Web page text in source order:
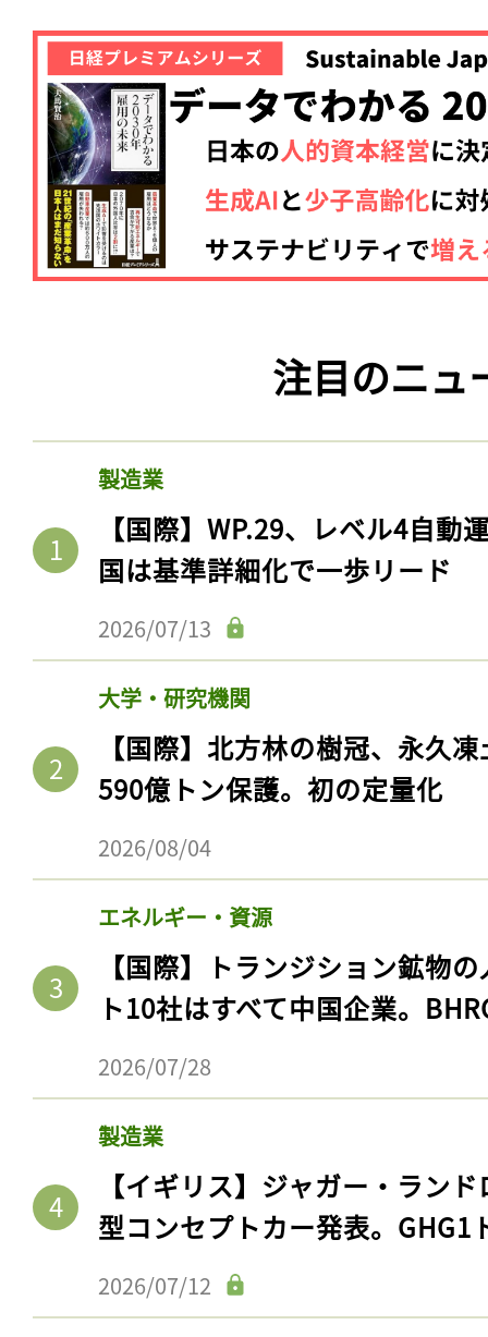
注目のニュ
製造業
【国際】WP.29、レベル4自動
国は基準詳細化で一歩リード
2026/07/13
大学・研究機関
【国際】北方林の樹冠、永久
590億トン保護。初の定量化
2026/08/04
エネルギー・資源
【国際】トランジション鉱物
ト10社はすべて中国企業。
2026/07/28
製造業
【イギリス】ジャガー・ラン
型コンセプトカー発表。GHG1
2026/07/12